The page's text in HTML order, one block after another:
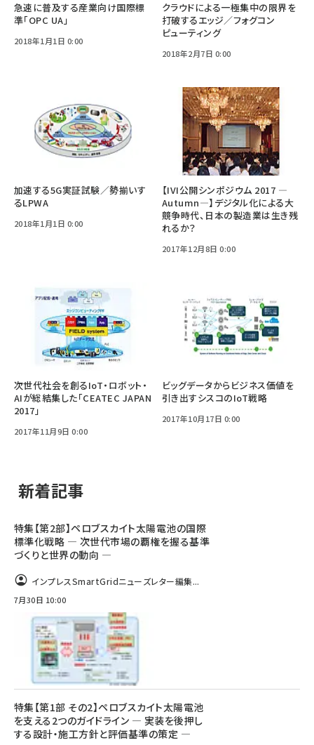
急速に普及する産業向け国際標
準「OPC UA」
2018年1月1日 0:00
クラウドによる一極集中の限界を
打破するエッジ／フォグコン
ピューティング
2018年2月7日 0:00
加速する5G実証試験／勢揃いす
るLPWA
2018年1月1日 0:00
【IVI公開シンポジウム 2017 —
Autumn—】デジタル化による大
競争時代、日本の製造業は生き残
れるか？
2017年12月8日 0:00
次世代社会を創るIoT・ロボット・
AIが総結集した「CEATEC JAPAN
2017」
2017年11月9日 0:00
ビッグデータからビジネス価値を
引き出すシスコのIoT戦略
2017年10月17日 0:00
新着記事
特集【第2部】ペロブスカイト太陽電池の国際
標準化戦略 ― 次世代市場の覇権を握る基準
づくりと世界の動向 ―
インプレスSmartGridニューズレター編集...
7月30日 10:00
特集【第1部 その2】ペロブスカイト太陽電池
を支える2つのガイドライン ― 実装を後押し
する設計・施工方針と評価基準の策定 ―